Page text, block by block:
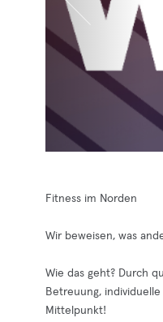
Fitness im Norden
Wir beweisen, was
Wie das geht? Durch
Betreuung,
Mittelpunkt!